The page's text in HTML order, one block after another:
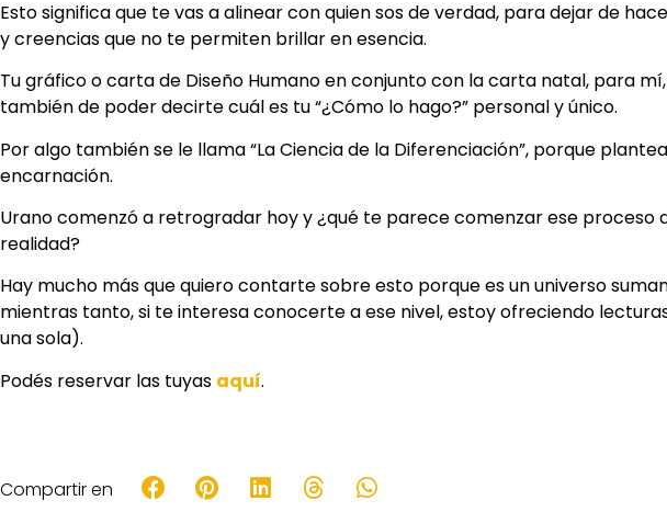
Esto significa que te vas a alinear con quien sos de verdad, para dejar de
y creencias que no te permiten brillar en esencia.
Tu gráfico o carta de Diseño Humano en conjunto con la carta natal, para
también de poder decirte cuál es tu “¿Cómo lo hago?” personal y único.
Por algo también se le llama “La Ciencia de la Diferenciación”, porque
encarnación.
Urano comenzó a retrogradar hoy y ¿qué te parece comenzar ese proceso
realidad?
Hay mucho más que quiero contarte sobre esto porque es un universo
mientras tanto, si te interesa conocerte a ese nivel, estoy ofreciendo
una sola).
Podés reservar las tuyas aquí.
Compartir en